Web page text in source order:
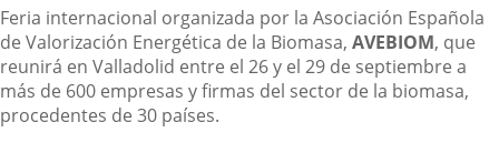
Descripción
Feria internacional organizada por la Asociación Española
de Valorización Energética de la Biomasa, AVEBIOM, que
reunirá en Valladolid entre el 26 y el 29 de septiembre a
más de 600 empresas y firmas del sector de la biomasa,
procedentes de 30 países.